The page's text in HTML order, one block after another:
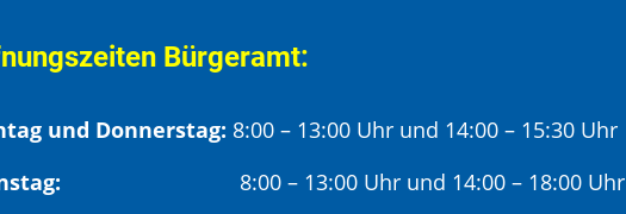
Bürgeramt:
und Donnerstag: 8:00 – 13:00 Uhr und 14:00 – 15:30 Uhr
8:00 – 13:00 Uhr und 14:00 – 18:00 Uhr